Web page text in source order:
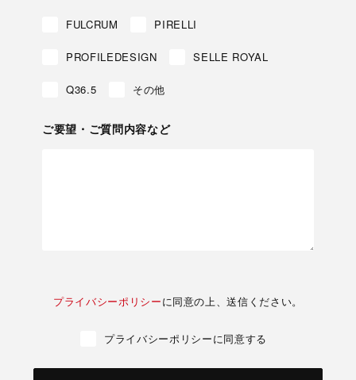
FULCRUM PIRELLI
PROFILEDESIGN SELLE ROYAL
Q36.5 その他
ご要望・ご質問内容など
プライバシーポリシーに同意の上、送信ください。
プライバシーポリシーに同意する